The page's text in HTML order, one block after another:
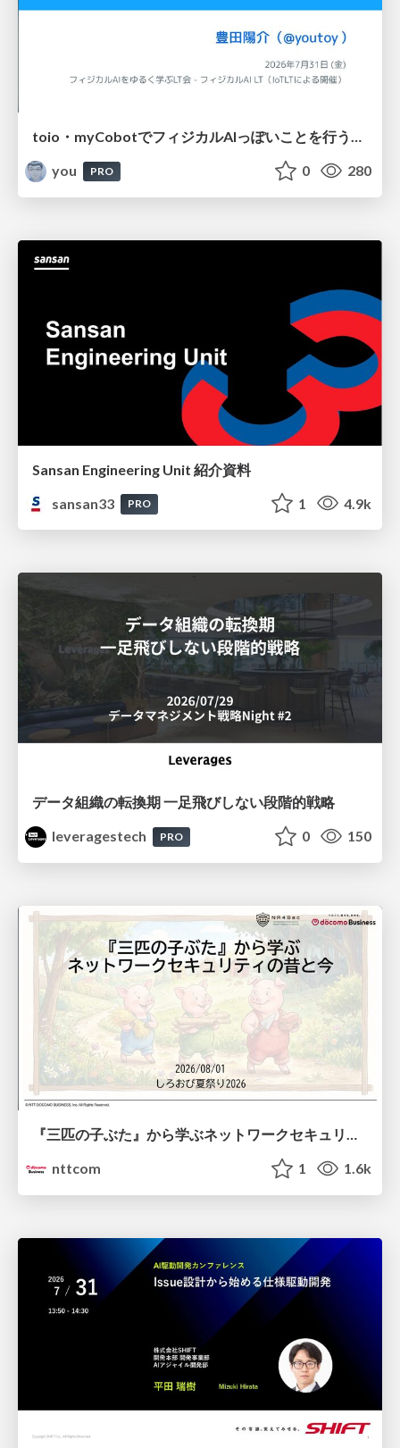
toio・myCobotでフィジカルAIっぽいことを行うための検討（とりあえず調査） / フィジカルAI LT（IoTLTによる開催）
you
PRO 0 280
Sansan Engineering Unit 紹介資料
sansan33
PRO 1 4.9k
データ組織の転換期 一足飛びしない段階的戦略
leveragestech
PRO 0 150
『三匹の子ぶた』から学ぶネットワークセキュリティの昔と今 / Network Security: Then and Now Through the Lens of The Three Little Pigs
nttcom
1 1.6k